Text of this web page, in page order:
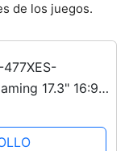
de los juegos.
477XES-
17.3" 16:9
RTX 4070-8GB,